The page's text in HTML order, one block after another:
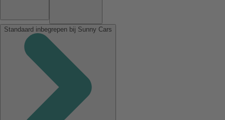
Standaard inbegrepen bij Sunny Cars